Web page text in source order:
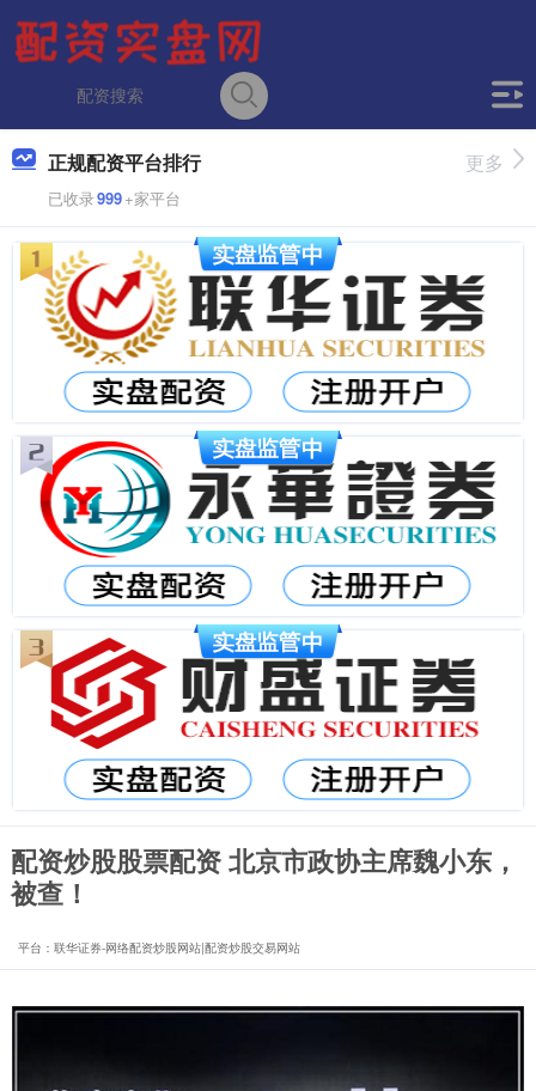
正规配资平台排行
已收录999+家平台
更多
配资炒股股票配资 北京市政协主席魏小东，
被查！
平台：联华证券-网络配资炒股网站|配资炒股交易网站